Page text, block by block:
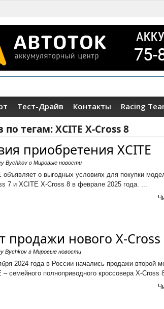
Тест-Драйв Контакты Racing
по тегам:XCITE X-Cross 8
приобретения XCITE
Bychkov в Мировые новости
объявляет о выгодных условиях для покупки
7 и XCITE X-Cross 8 в феврале 2025 года. ...
продажи нового X-Cross
Bychkov в Мировые новости
2024 года в России начались продажи второй
– семейного полноприводного кроссовера X-Cross